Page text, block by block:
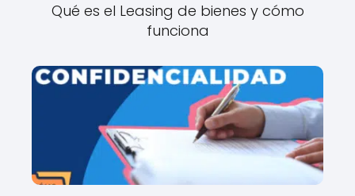
Qué es el Leasing de bienes y cómo
funciona